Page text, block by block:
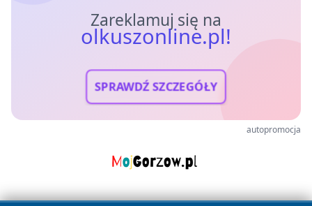
Zareklamuj się na
olkuszonline.pl!
SPRAWDŹ SZCZEGÓŁY
autopromocja